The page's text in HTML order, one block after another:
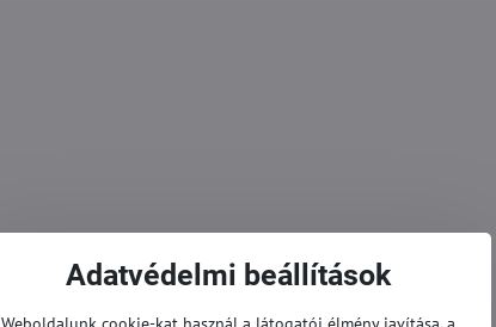
Adatvédelmi beállítások